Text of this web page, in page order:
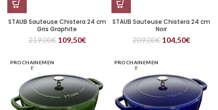
STAUB Sauteuse Chistera 24 cm
Gris Graphite
219,00€ 109,50€
STAUB Sauteuse Chistera 24 cm
Noir
209,00€ 104,50€
PROCHAINEMEN
T
PROCHAINEMEN
T